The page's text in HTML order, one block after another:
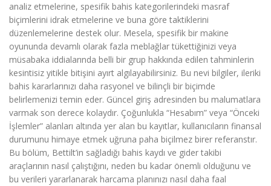
analiz etmelerine, spesifik bahis kategorilerindeki masraf
biçimlerini idrak etmelerine ve buna göre taktiklerini
düzenlemelerine destek olur. Mesela, spesifik bir makine
oyununda devamlı olarak fazla meblağlar tükettiğinizi veya
müsabaka iddialarında belli bir grup hakkında edilen tahminlerin
kesintisiz yitikle bitişini ayırt algılayabilirsiniz. Bu nevi bilgiler, ileriki
bahis kararlarınızı daha rasyonel ve bilinçli bir biçimde
belirlemenizi temin eder. Güncel giriş adresinden bu malumatlara
varmak son derece kolaydır. Çoğunlukla “Hesabım” veya “Önceki
İşlemler” alanları altında yer alan bu kayıtlar, kullanıcıların finansal
durumunu himaye etmek uğruna paha biçilmez birer referanstır.
Bu bölüm, Bettilt’in sağladığı bahis kaydı ve gider takibi
araçlarının nasıl çalıştığını, neden bu kadar önemli olduğunu ve
bu verileri yararlanarak harcama planınızı nasıl daha faal